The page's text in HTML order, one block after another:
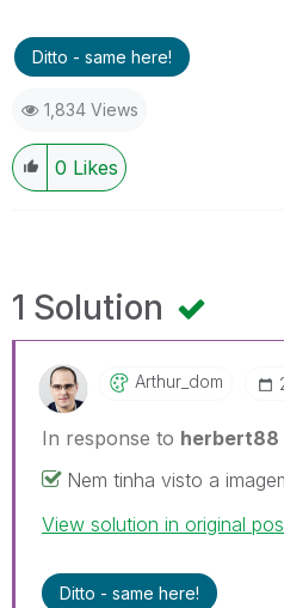
Ditto - same here!
1,834 Views
0 Likes
1 Solution
Arthur_dom
In response to herbert88
Nem tinha visto a
View solution in original
Ditto - same here!